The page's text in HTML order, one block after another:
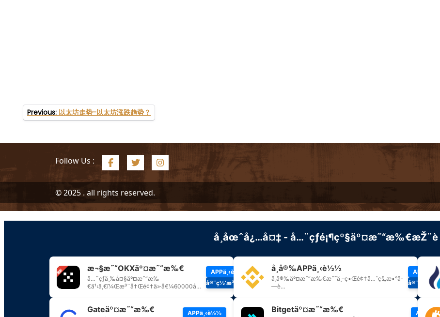
文
章
导
Previous: 以太坊走势-以太坊涨跌趋势？
Follow Us :
© 2025 . all rights reserved.